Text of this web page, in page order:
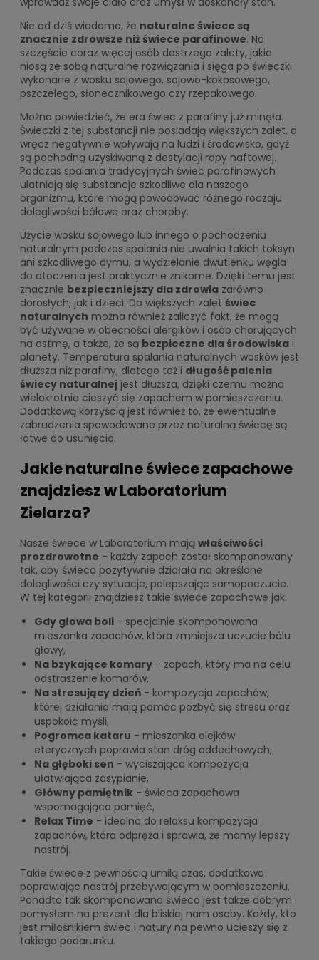
Nie od dziś wiadomo, że naturalne świece są
znacznie zdrowsze niż świece parafinowe. Na
szczęście coraz więcej osób dostrzega zalety, jakie
niosą ze sobą naturalne rozwiązania i sięga po świeczki
wykonane z wosku sojowego, sojowo-kokosowego,
pszczelego, słonecznikowego czy rzepakowego.
Można powiedzieć, że era świec z parafiny już minęła.
Świeczki z tej substancji nie posiadają większych zalet, a
wręcz negatywnie wpływają na ludzi i środowisko, gdyż
są pochodną uzyskiwaną z destylacji ropy naftowej.
Podczas spalania tradycyjnych świec parafinowych
ulatniają się substancje szkodliwe dla naszego
organizmu, które mogą powodować różnego rodzaju
dolegliwości bólowe oraz choroby.
Użycie wosku sojowego lub innego o pochodzeniu
naturalnym podczas spalania nie uwalnia takich toksyn
ani szkodliwego dymu, a wydzielanie dwutlenku węgla
do otoczenia jest praktycznie znikome. Dzięki temu jest
znacznie bezpieczniejszy dla zdrowia zarówno
dorosłych, jak i dzieci. Do większych zalet świec
naturalnych można również zaliczyć fakt, że mogą
być używane w obecności alergików i osób chorujących
na astmę, a także, że są bezpieczne dla środowiska i
planety. Temperatura spalania naturalnych wosków jest
dłuższa niż parafiny, dlatego też i długość palenia
świecy naturalnej jest dłuższa, dzięki czemu można
wielokrotnie cieszyć się zapachem w pomieszczeniu.
Dodatkową korzyścią jest również to, że ewentualne
zabrudzenia spowodowane przez naturalną świecę są
łatwe do usunięcia.
Jakie naturalne świece zapachowe
znajdziesz w Laboratorium
Zielarza?
Nasze świece w Laboratorium mają właściwości
prozdrowotne - każdy zapach został skomponowany
tak, aby świeca pozytywnie działała na określone
dolegliwości czy sytuacje, polepszając samopoczucie.
W tej kategorii znajdziesz takie świece zapachowe jak:
Gdy głowa boli - specjalnie skomponowana
mieszanka zapachów, która zmniejsza uczucie bólu
głowy,
Na bzykające komary - zapach, który ma na celu
odstraszenie komarów,
Na stresujący dzień - kompozycja zapachów,
której działania mają pomóc pozbyć się stresu oraz
uspokoić myśli,
Pogromca kataru - mieszanka olejków
eterycznych poprawia stan dróg oddechowych,
Na głęboki sen - wyciszająca kompozycja
ułatwiająca zasypianie,
Główny pamiętnik - świeca zapachowa
wspomagająca pamięć,
Relax Time - idealna do relaksu kompozycja
zapachów, która odpręża i sprawia, że mamy lepszy
nastrój.
Takie świece z pewnością umilą czas, dodatkowo
poprawiając nastrój przebywającym w pomieszczeniu.
Ponadto tak skomponowana świeca jest także dobrym
pomysłem na prezent dla bliskiej nam osoby. Każdy, kto
jest miłośnikiem świec i natury na pewno ucieszy się z
takiego podarunku.